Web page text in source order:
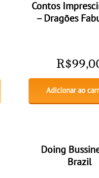
Contos
– Dragões
R$
Adicionar ao
Doing
Brazil